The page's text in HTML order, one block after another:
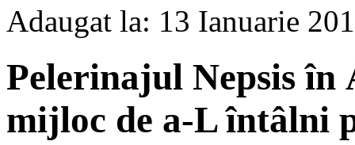
Adaugat la: 13 Ianuarie
Pelerinajul Nepsis în
mijloc de a-L întâlni